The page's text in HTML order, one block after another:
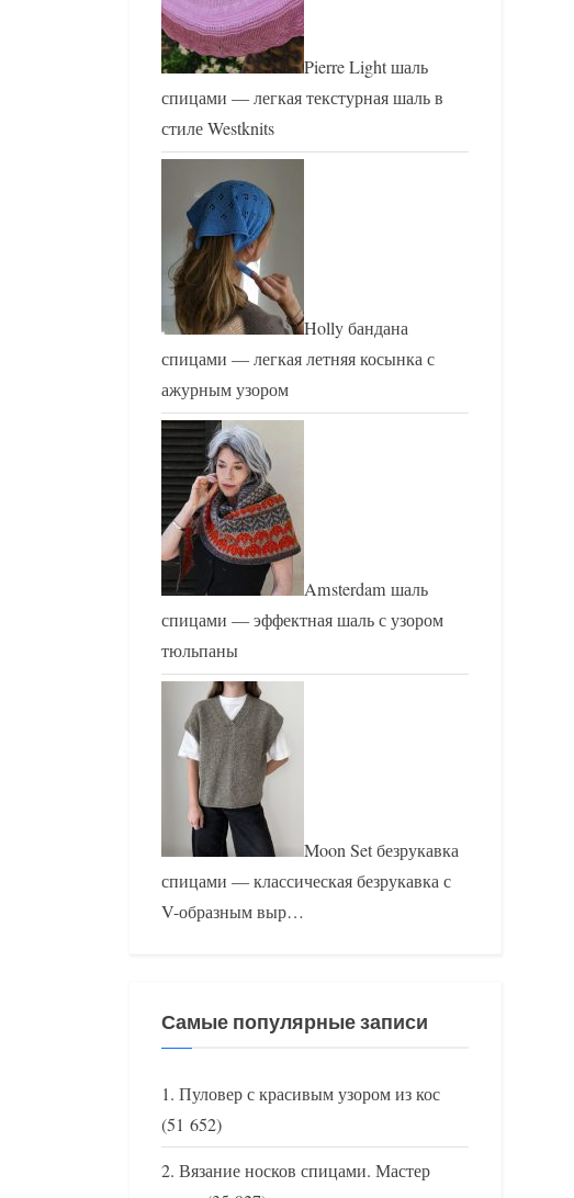
Pierre Light шаль
спицами — легкая текстурная шаль в
стиле Westknits
Holly бандана
спицами — легкая летняя косынка с
ажурным узором
Amsterdam шаль
спицами — эффектная шаль с узором
тюльпаны
Moon Set безрукавка
спицами — классическая безрукавка с
V-образным выр…
Самые популярные записи
Пуловер с красивым узором из кос
(51 652)
Вязание носков спицами. Мастер